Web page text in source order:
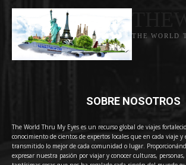
THE WORLD
SOBRE NOSOTROS
The World Thru My Eyes es un recurso global de viajes
conocimiento de cientos de expertos locales que en cada viaje
transmitido lo mejor de cada comunidad o lugar.
expresar nuestra pasión por viajar y conocer culturas,